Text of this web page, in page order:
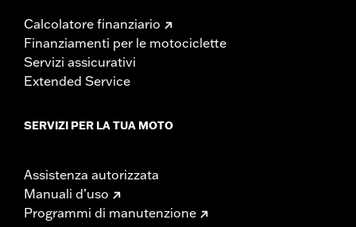
Calcolatore finanziario
Finanziamenti per le motociclette
Servizi assicurativi
Extended Service
SERVIZI PER LA TUA MOTO
Assistenza autorizzata
Manuali d’uso
Programmi di manutenzione